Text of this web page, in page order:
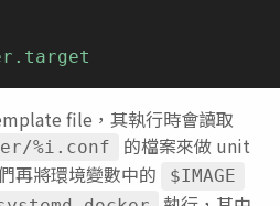
file，其執行時會讀取
%i.conf
的檔案來做 unit
再將環境變數中的
$IMAGE